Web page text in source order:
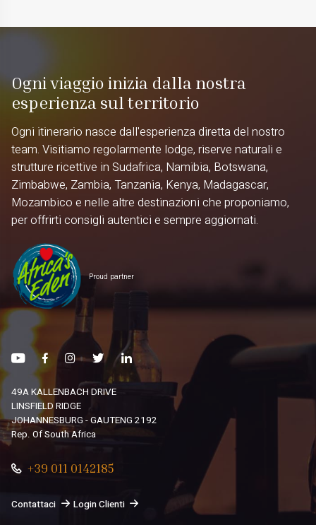
Ogni viaggio inizia dalla nostra
esperienza sul territorio
Ogni itinerario nasce dall'esperienza diretta del nostro
team. Visitiamo regolarmente lodge, riserve naturali e
strutture ricettive in Sudafrica, Namibia, Botswana,
Zimbabwe, Zambia, Tanzania, Kenya, Madagascar,
Mozambico e nelle altre destinazioni che proponiamo,
per offrirti consigli autentici e sempre aggiornati.
Proud partner
49A KALLENBACH DRIVE
LINSFIELD RIDGE
JOHANNESBURG - GAUTENG 2192
Rep. Of South Africa
+39 011 0142185
Contattaci Login Clienti